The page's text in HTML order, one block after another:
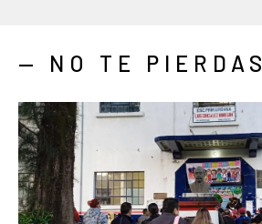
— NO TE PIERDAS